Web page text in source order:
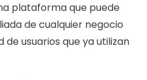
plataforma que puede
de cualquier negocio
usuarios que ya utilizan